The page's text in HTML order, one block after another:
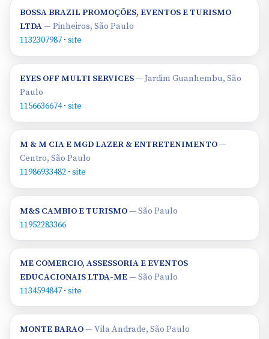
BOSSA BRAZIL PROMOÇÕES, EVENTOS E TURISMO
LTDA— Pinheiros, São Paulo
1132307987 · site
EYES OFF MULTI SERVICES— Jardim Guanhembu, São
Paulo
1156636674· site
M & M CIA E MGD LAZER & ENTRETENIMENTO—
Centro, São Paulo
11986933482 · site
M&S CAMBIO E TURISMO— São Paulo
11952283366
ME COMERCIO, ASSESSORIA E EVENTOS
EDUCACIONAIS LTDA-ME— São Paulo
1134594847 · site
MONTE BARAO— Vila Andrade, São Paulo